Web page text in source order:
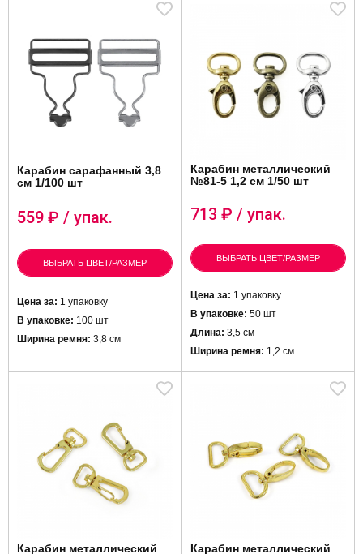
Карабин сарафанный 3,8
см 1/100 шт
559 ₽ / упак.
ВЫБРАТЬ ЦВЕТ/РАЗМЕР
Цена за: 1 упаковку
В упаковке: 100 шт
Ширина ремня: 3,8 см
Карабин металлический
№81-5 1,2 см 1/50 шт
713 ₽ / упак.
ВЫБРАТЬ ЦВЕТ/РАЗМЕР
Цена за: 1 упаковку
В упаковке: 50 шт
Длина: 3,5 см
Ширина ремня: 1,2 см
Карабин металлический Карабин металлический